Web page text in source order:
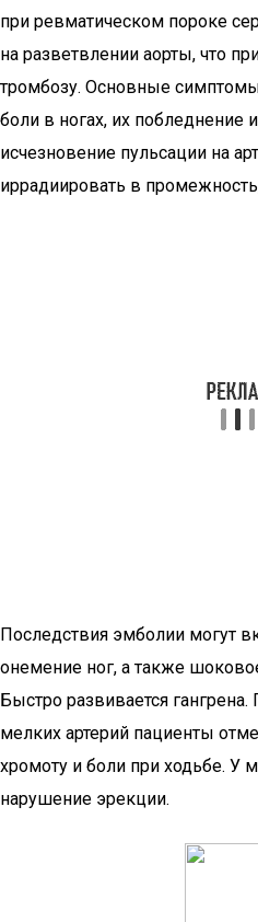
при ревматическом пороке
на разветвлении аорты, что
тромбозу. Основные
боли в ногах, их побледнение
исчезновение пульсации на
иррадиировать в
Последствия эмболии могут
онемение ног, а также
Быстро развивается
мелких артерий пациенты
хромоту и боли при ходьбе. У
нарушение эрекции.